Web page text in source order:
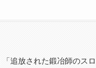
「追放された鍛冶師のス